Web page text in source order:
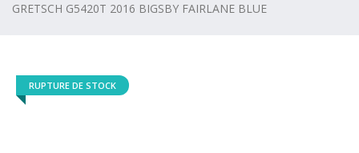
GRETSCH G5420T 2016 BIGSBY FAIRLANE BLUE
RUPTURE DE STOCK